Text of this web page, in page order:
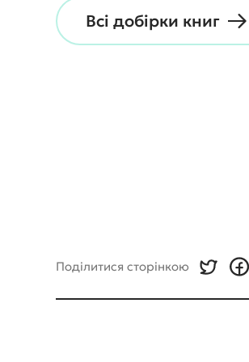
Всі добірки книг
Поділитися сторінкою